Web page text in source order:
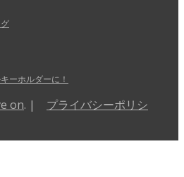
ーホルダーに！
on. | プライバシーポリシ